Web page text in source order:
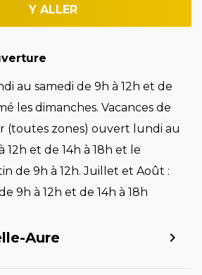
Y ALLER
au samedi de 9h à 12h et de
les dimanches. Vacances de
(toutes zones) ouvert lundi au
12h et de 14h à 18h et le
de 9h à 12h. Juillet et Août :
9h à 12h et de 14h à 18h
Aure